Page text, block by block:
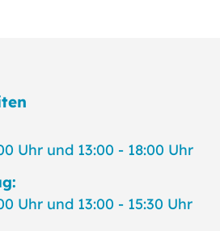
Uhr und 13:00 - 18:00 Uhr
Uhr und 13:00 - 15:30 Uhr